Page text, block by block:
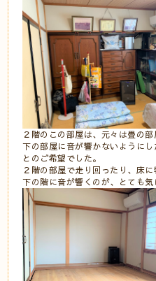
２階のこの部屋は、元々は畳の部
下の部屋に音が響かないように
とのご希望でした。
２階の部屋で走り回ったり、床に
下の階に音が響くのが、とても気